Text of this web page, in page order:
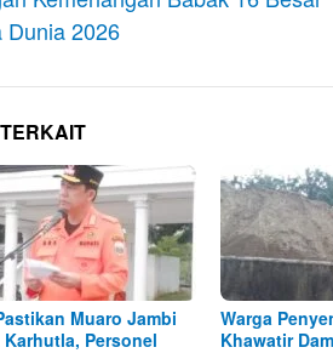
Dunia 2026
Muaro Jambi
Karhutla, Personel
Warga
Khawatir